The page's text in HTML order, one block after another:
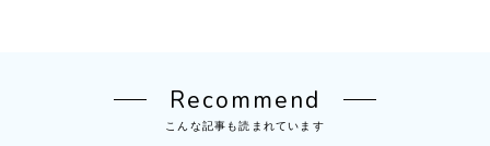
Recommend
こんな記事も読まれています